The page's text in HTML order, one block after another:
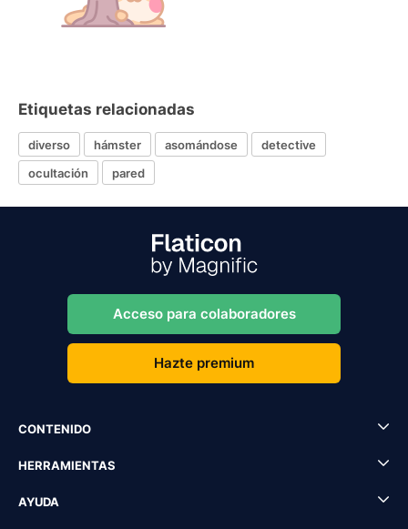
Etiquetas relacionadas
diverso hámster asomándose
detective
ocultación
pared
Acceso para colaboradores
Hazte premium
CONTENIDO
HERRAMIENTAS
AYUDA